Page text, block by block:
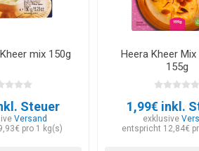
mix 150g
Steuer
Versand
pro 1 kg(s)
Heera Kheer Mix
155g
1,99€ inkl.
exklusive
entspricht 12,84€